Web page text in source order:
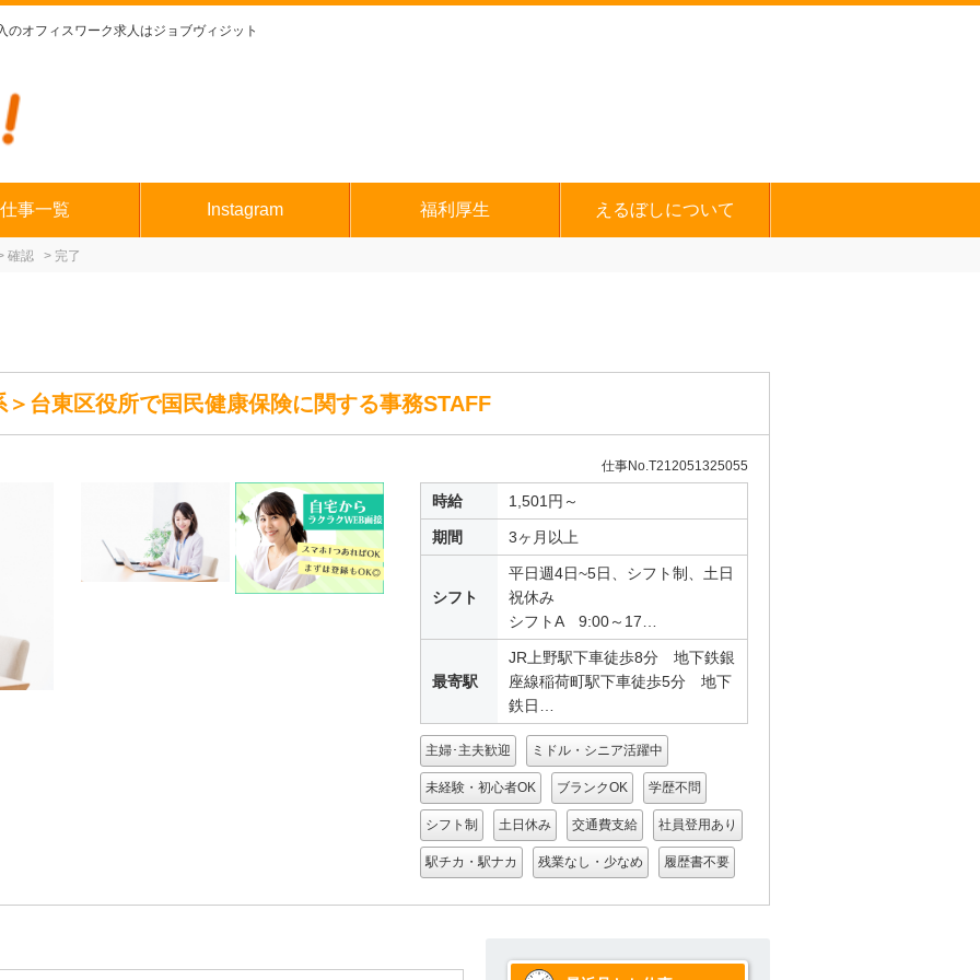
のオフィスワーク求人はジョブヴィジット
仕事一覧 Instagram 福利厚生 えるぼしについて
確認 完了
台東区役所で国民健康保険に関する事務STAFF
仕事No.T212051325055
時給 1,501円～
期間 3ヶ月以上
シフト
平日週4日~5日、シフト制、土日
祝休み
シフトA 9:00～17…
最寄駅
JR上野駅下車徒歩8分 地下鉄銀
座線稲荷町駅下車徒歩5分 地下
鉄日…
主婦･主夫歓迎 ミドル・シニア活躍中
未経験・初心者OK ブランクOK 学歴不問
シフト制 土日休み 交通費支給 社員登用あり
駅チカ・駅ナカ 残業なし・少なめ 履歴書不要